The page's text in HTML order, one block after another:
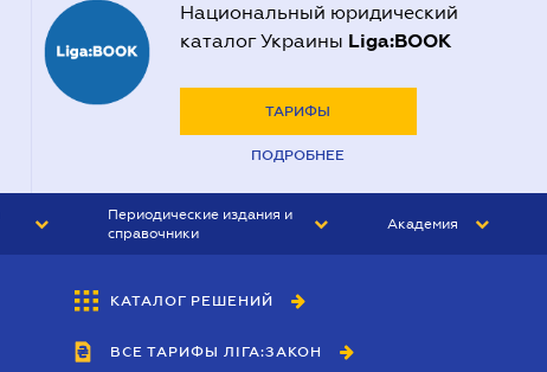
Национальный юридический
каталог Украины Liga:BOOK
ТАРИФЫ
ПОДРОБНЕЕ
Периодические издания и
справочники
БУХГАЛТЕР&ЗАКОН
ВЕСТНИК МСФО
Академия
КАТАЛОГ РЕШЕНИЙ
ВСЕ ТАРИФЫ ЛІГА:ЗАКОН